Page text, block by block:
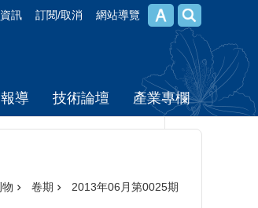
訊 訂閱/取消 網站導覽
導 技術論壇 產業專欄
卷期 2013年06月第0025期